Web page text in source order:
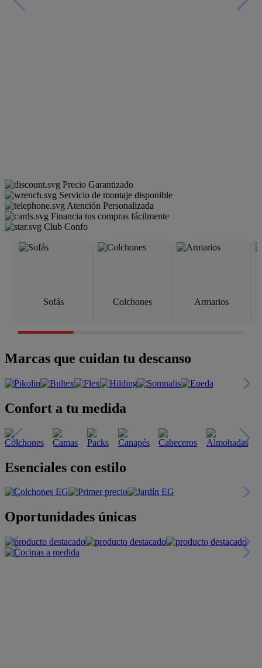
Precio Garantizado
Servicio de montaje disponible
Atención Personalizada
Financia tus compras fácilmente
Club Confo
Sofás Colchones Armarios
Marcas que cuidan tu descanso
Confort a tu medida
Esenciales con estilo
Oportunidades únicas